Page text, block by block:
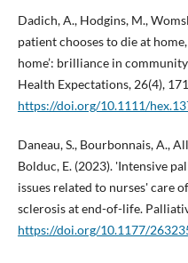
Dadich, A., Hodgins, M.,
patient chooses to die at
home’: brilliance in
Health Expectations, 26(4),
https://doi.org/10.1111/
Daneau, S., Bourbonnais, A.,
Bolduc, E. (2023). 'Intensive
issues related to nurses' care
sclerosis at end-of-life.
https://doi.org/10.1177/